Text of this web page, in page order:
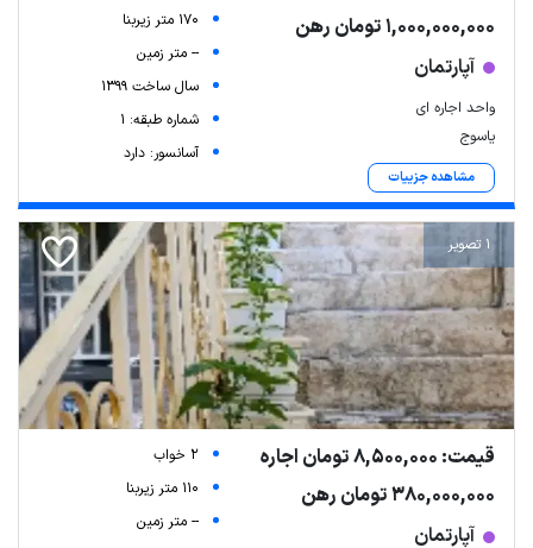
1,000,000,000 تومان رهن
آپارتمان
واحد اجاره ای
یاسوج
مشاهده جزییات
170 متر زیربنا
-- متر زمین
سال ساخت 1399
شماره طبقه: 1
آسانسور: دارد
1 تصویر
قیمت: 8,500,000 تومان اجاره
380,000,000 تومان رهن
آپارتمان
2 خواب
110 متر زیربنا
-- متر زمین